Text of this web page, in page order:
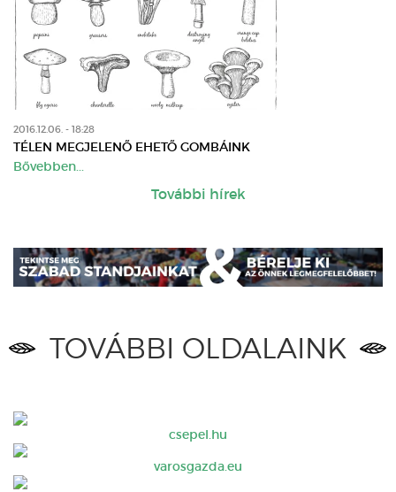
2016.12.06. - 18:28
TÉLEN MEGJELENŐ EHETŐ GOMBÁINK
Bővebben...
További hírek
TOVÁBBI OLDALAINK
csepel.hu
varosgazda.eu